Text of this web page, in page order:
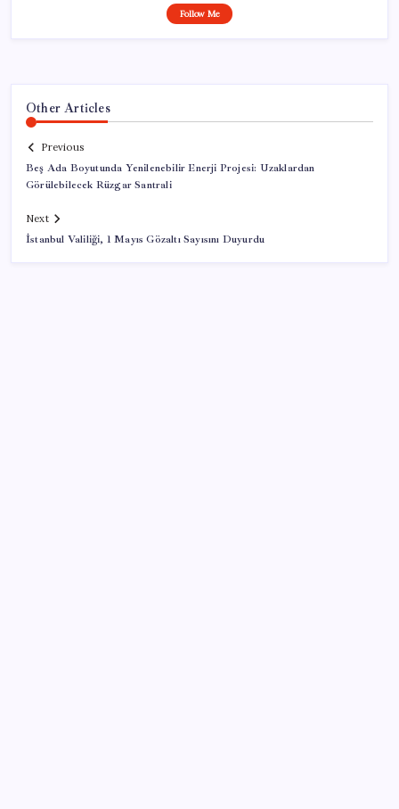
Follow Me
Other Articles
Previous
Beş Ada Boyutunda Yenilenebilir Enerji Projesi: Uzaklardan
Görülebilecek Rüzgar Santrali
Next
İstanbul Valiliği, 1 Mayıs Gözaltı Sayısını Duyurdu